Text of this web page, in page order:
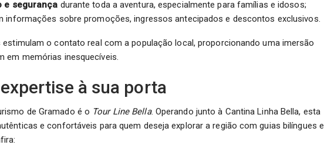
e segurança durante toda a aventura, especialmente para famílias e idosos;
informações sobre promoções, ingressos antecipados e descontos exclusivos.
o contato real com a população local, proporcionando uma imersão
em memórias inesquecíveis.
à sua porta
de Gramado é o Tour Line Bella. Operando junto à Cantina Linha Bella, esta
e confortáveis para quem deseja explorar a região com guias bilíngues e